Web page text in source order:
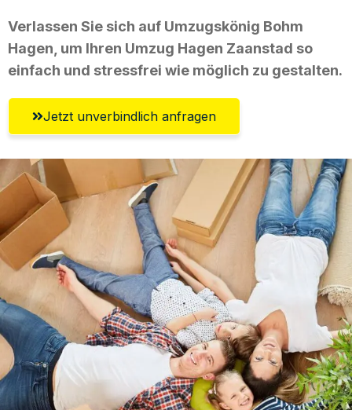
Verlassen Sie sich auf Umzugskönig Bohm
Hagen, um Ihren Umzug Hagen Zaanstad so
einfach und stressfrei wie möglich zu gestalten.
Jetzt unverbindlich anfragen